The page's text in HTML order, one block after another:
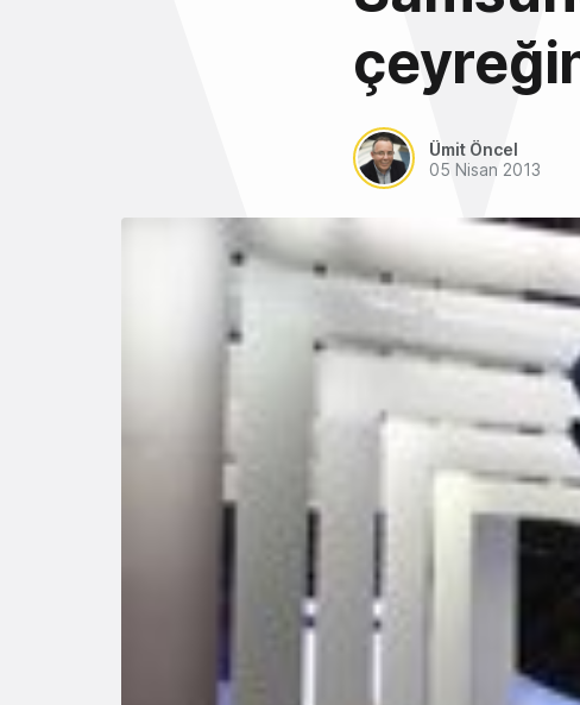
Ümit Öncel
05 Nisan 2013